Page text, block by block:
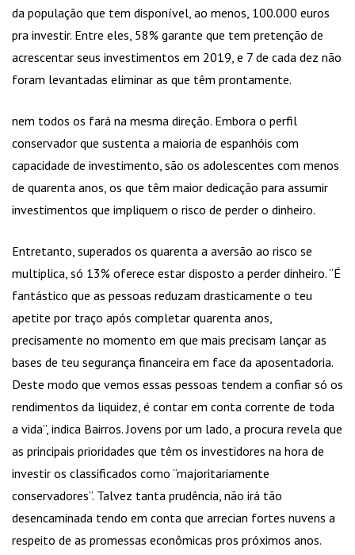
da população que tem disponível, ao menos, 100.000 euros
pra investir. Entre eles, 58% garante que tem pretenção de
acrescentar seus investimentos em 2019, e 7 de cada dez não
foram levantadas eliminar as que têm prontamente.
nem todos os fará na mesma direção. Embora o perfil
conservador que sustenta a maioria de espanhóis com
capacidade de investimento, são os adolescentes com menos
de quarenta anos, os que têm maior dedicação para assumir
investimentos que impliquem o risco de perder o dinheiro.
Entretanto, superados os quarenta a aversão ao risco se
multiplica, só 13% oferece estar disposto a perder dinheiro. “É
fantástico que as pessoas reduzam drasticamente o teu
apetite por traço após completar quarenta anos,
precisamente no momento em que mais precisam lançar as
bases de teu segurança financeira em face da aposentadoria.
Deste modo que vemos essas pessoas tendem a confiar só os
rendimentos da liquidez, é contar em conta corrente de toda
a vida”, indica Bairros. Jovens por um lado, a procura revela que
as principais prioridades que têm os investidores na hora de
investir os classificados como “majoritariamente
conservadores”. Talvez tanta prudência, não irá tão
desencaminada tendo em conta que arrecian fortes nuvens a
respeito de as promessas econômicas pros próximos anos.